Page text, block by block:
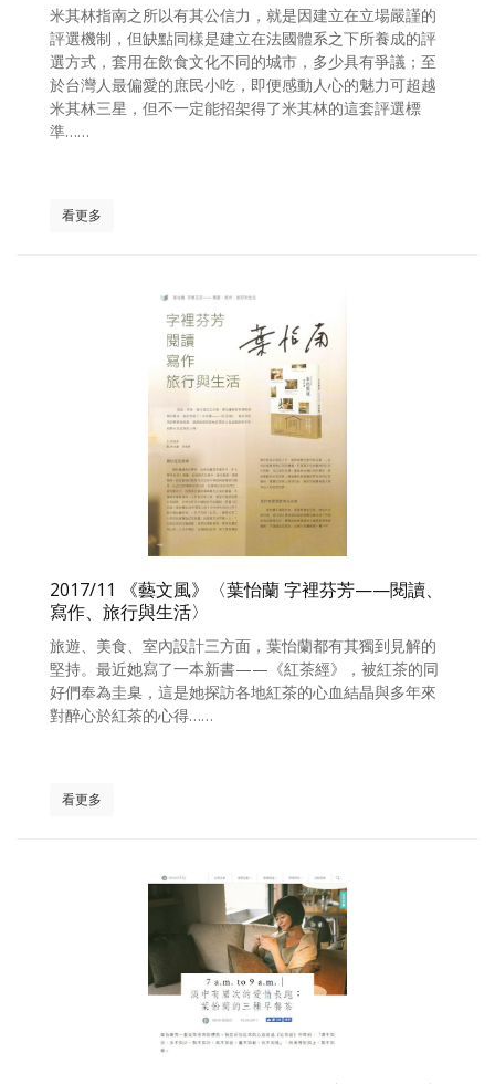
米其林指南之所以有其公信力，就是因建立在立場嚴謹的
評選機制，但缺點同樣是建立在法國體系之下所養成的評
選方式，套用在飲食文化不同的城市，多少具有爭議；至
於台灣人最偏愛的庶民小吃，即便感動人心的魅力可超越
米其林三星，但不一定能招架得了米其林的這套評選標
準……
看更多
2017/11 《藝文風》〈葉怡蘭 字裡芬芳——閱讀、
寫作、旅行與生活〉
旅遊、美食、室內設計三方面，葉怡蘭都有其獨到見解的
堅持。最近她寫了一本新書——《紅茶經》，被紅茶的同
好們奉為圭臬，這是她探訪各地紅茶的心血結晶與多年來
對醉心於紅茶的心得……
看更多